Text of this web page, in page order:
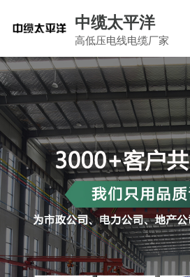
中缆太平洋
高低压电线电缆厂家